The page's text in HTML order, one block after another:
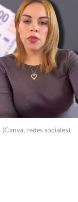
(Canva, redes sociales)